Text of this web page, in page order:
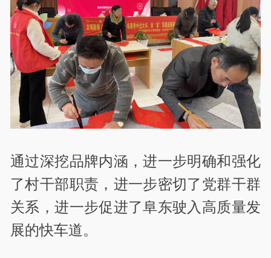
通过深挖品牌内涵，进一步明确和强化
了村干部职责，进一步密切了党群干群
关系，进一步促进了阜东驶入高质量发
展的快车道。